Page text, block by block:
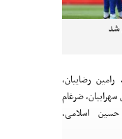
شد
رضاییان،
ضرغام
اسلامی،